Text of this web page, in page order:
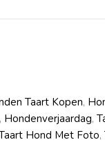
Taart Kopen,
, Hondenverjaardag,
Hond Met Foto,